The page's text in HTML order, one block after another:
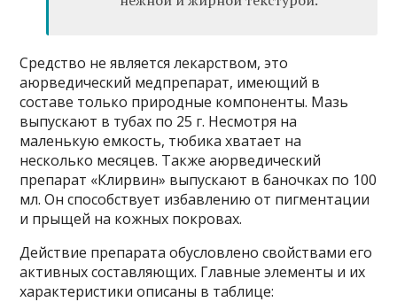
Средство не является лекарством, это
аюрведический медпрепарат, имеющий в
составе только природные компоненты. Мазь
выпускают в тубах по 25 г. Несмотря на
маленькую емкость, тюбика хватает на
несколько месяцев. Также аюрведический
препарат «Клирвин» выпускают в баночках по 100
мл. Он способствует избавлению от пигментации
и прыщей на кожных покровах.
Действие препарата обусловлено свойствами его
активных составляющих. Главные элементы и их
характеристики описаны в таблице: